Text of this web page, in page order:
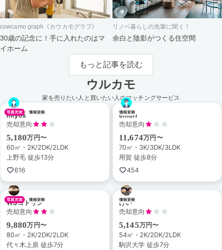
cowcamo graph《カウカモグラフ》
30歳の記念に！手に入れたのはマ
イホーム
リノベ暮らしの先輩に聞く！
余白と陰影がつくる住空間
もっと記事を読む
ウルカモ
家を売りたい人と買いたい人のマッチングサービス
miyos
売却意向
5,180万円〜
60㎡・2K/2DK/2LDK
上野毛 徒歩13分
616
emori
売却意向
11,674万円〜
70㎡・3K/3DK/3LDK
用賀 徒歩8分
454
WSコトリン
売却意向
9,880万円〜
80㎡・2K/2DK/2LDK
代々木上原 徒歩7分
けい
売却意向
5,145万円〜
54㎡・2K/2DK/2LDK
駒沢大学 徒歩7分